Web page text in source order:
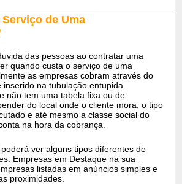
de Uma
das pessoas ao contratar uma
quando custa o serviço de uma
as empresas cobram através do
na tubulação entupida.
não tem uma tabela fixa ou de
do local onde o cliente mora, o tipo
e até mesmo a classe social do
na hora da cobrança.
ver alguns tipos diferentes de
Empresas em Destaque na sua
listadas em anúncios simples e
proximidades.